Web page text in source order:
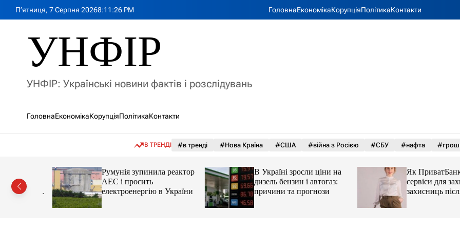
П’ятниця, 7 Серпня 20268:11 :28 PM ГоловнаЕкономікаКорупціяПолітикаКонтакти
УНФІР
УНФІР: Українські новини фактів і розслідувань
ГоловнаЕкономікаКорупціяПолітикаКонтакти
В ТРЕНДІ #в тренді #Нова Країна #США #війна з Росією #СБУ #нафта
цін і
Румунія зупинила реактор
АЕС і просить
електроенергію в України
В Україні зросли ціни на
дизель бензин і автогаз:
причини та прогнози
Як ПриватБанк
сервіси для
захисниць після